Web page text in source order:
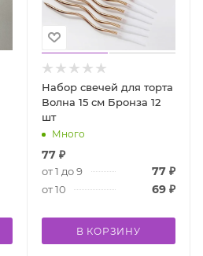
Набор свечей для торта
Волна 15 см Бронза 12
шт
Много
77₽
от 1 до 9 77 ₽
от 10 69 ₽
В КОРЗИНУ